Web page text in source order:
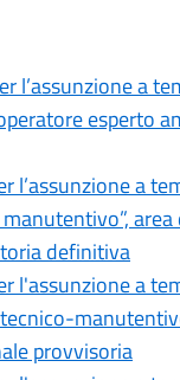
l’assunzione a
esperto
l’assunzione a
definitiva
l'assunzione a
provvisoria